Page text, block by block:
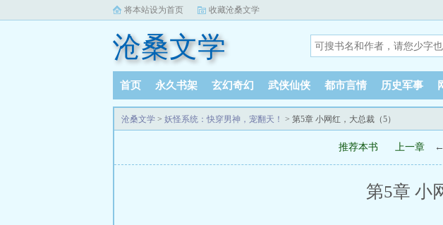
将本站设为首页 收藏沧桑文学
沧桑文学
首页 永久书架 玄幻奇幻 武侠仙侠 都市言情 历史军事
沧桑文学 > 妖怪系统：快穿男神，宠翻天！ > 第5章 小网红，大总裁（5）
推荐本书 上一章 ←
第5章 小